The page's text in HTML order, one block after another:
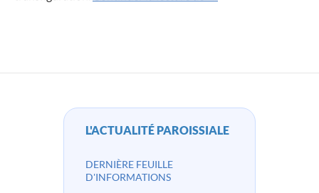
L'ACTUALITÉ PAROISSIALE
DERNIÈRE FEUILLE
D'INFORMATIONS